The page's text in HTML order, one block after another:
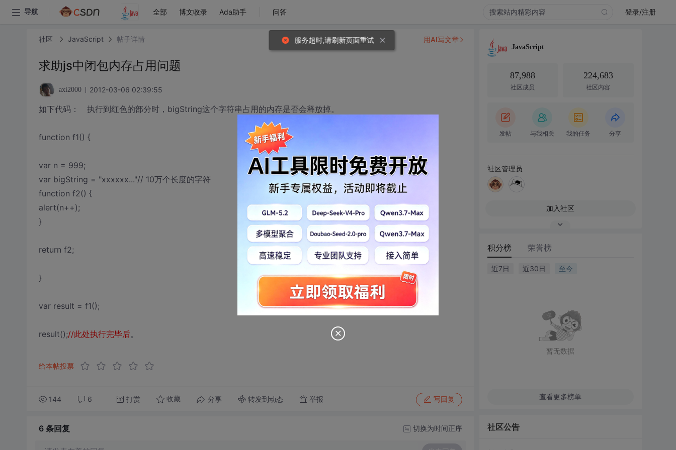
导航 全部 博文收录 Ada助手 问答 登录/注册
社区 JavaScript 帖子详情
求助js中闭包内存占用问题
axi2000 2012-03-06 02:39:55
如下代码： 执行到红色的部分时，bigString这个字符串占用的内存是否会释放掉。
function f1() {
var n = 999;
var bigString = "xxxxxx..."// 10万个长度的字符
function f2() {
alert(n++);
}
return f2;
}
var result = f1();
result();//此处执行完毕后。
给本帖投票
144 6 打赏 收藏 分享 转发到动态 举报 写回复
用AI写文章
6 条回复 切换为时间正序
JavaScript
87,988
社区成员
224,683
社区内容
发帖 与我相关 我的任务 分享
社区管理员
加入社区
积分榜 荣誉榜
近7日 近30日 至今
暂无数据
查看更多榜单
社区公告
服务超时,请刷新页面重试